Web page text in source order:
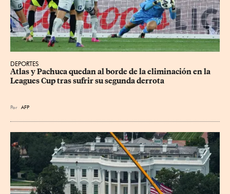
DEPORTES
Atlas y Pachuca quedan al borde de la eliminación en la
Leagues Cup tras sufrir su segunda derrota
Por AFP